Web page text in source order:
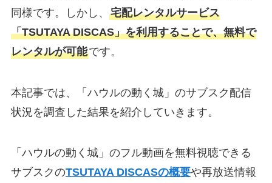
同様です。しかし、 宅配レンタルサービス
「TSUTAYA DISCAS」を利用することで、無料で
レンタルが可能です。
本記事では、「ハウルの動く城」のサブスク配信
状況を調査した結果を紹介していきます。
「ハウルの動く城」のフル動画を無料視聴できる
サブスクのTSUTAYA DISCASの概要や再放送情報